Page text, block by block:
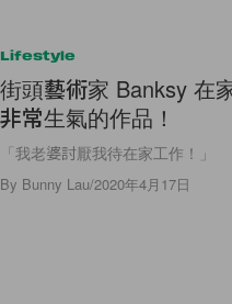
Lifestyle
街頭藝術家 Banksy 在
非常生氣的作品！
「我老婆討厭我待在家工作！」
By Bunny Lau/2020年4月17日